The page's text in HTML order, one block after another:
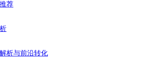
荐
析与前沿转化